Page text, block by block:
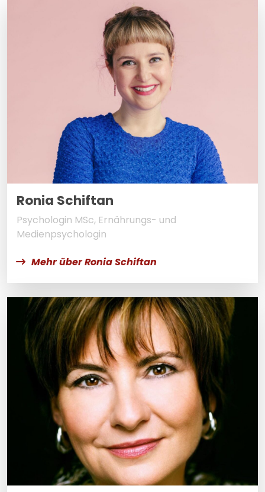
Ronia Schiftan
Psychologin MSc, Ernährungs- und
Medienpsychologin
Mehr über Ronia Schiftan